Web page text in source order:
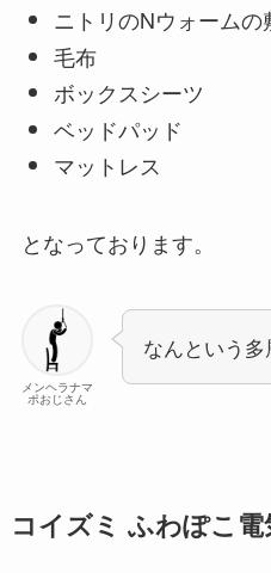
ニトリのNウォームの
毛布
ボックスシーツ
ベッドパッド
マットレス
となっております。
メンヘラナマ
ポおじさん
なんという多
コイズミ ふわぽこ